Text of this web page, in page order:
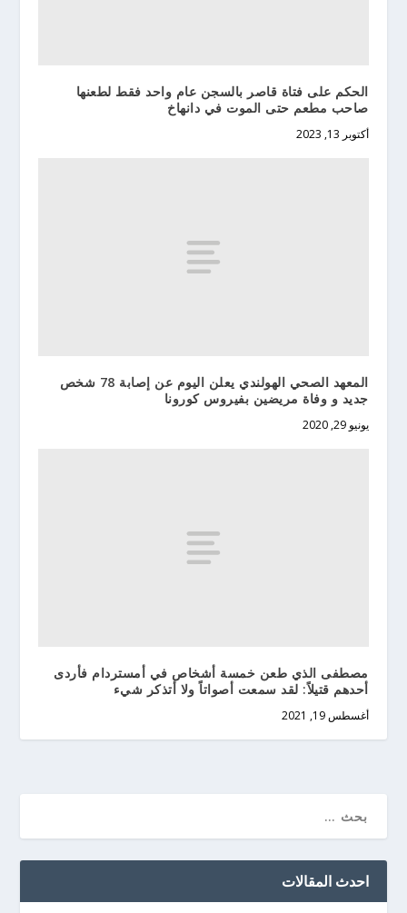
الحكم على فتاة قاصر بالسجن عام واحد فقط لطعنها
صاحب مطعم حتى الموت في دانهاخ
أكتوبر 13, 2023
المعهد الصحي الهولندي يعلن اليوم عن إصابة 78 شخص
جديد و وفاة مريضين بفيروس كورونا
يونيو 29, 2020
مصطفى الذي طعن خمسة أشخاص في أمستردام فأردى
أحدهم قتيلاً: لقد سمعت أصواتاً ولا أتذكر شيء
أغسطس 19, 2021
احدث المقالات